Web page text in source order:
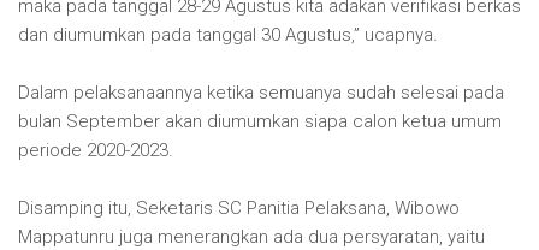
maka pada tanggal 28-29 Agustus kita adakan verifikasi berkas
dan diumumkan pada tanggal 30 Agustus,” ucapnya.
Dalam pelaksanaannya ketika semuanya sudah selesai pada
bulan September akan diumumkan siapa calon ketua umum
periode 2020-2023.
Disamping itu, Seketaris SC Panitia Pelaksana, Wibowo
Mappatunru juga menerangkan ada dua persyaratan, yaitu